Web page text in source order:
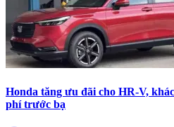
Honda tăng ưu đãi cho HR-V,
phí trước bạ